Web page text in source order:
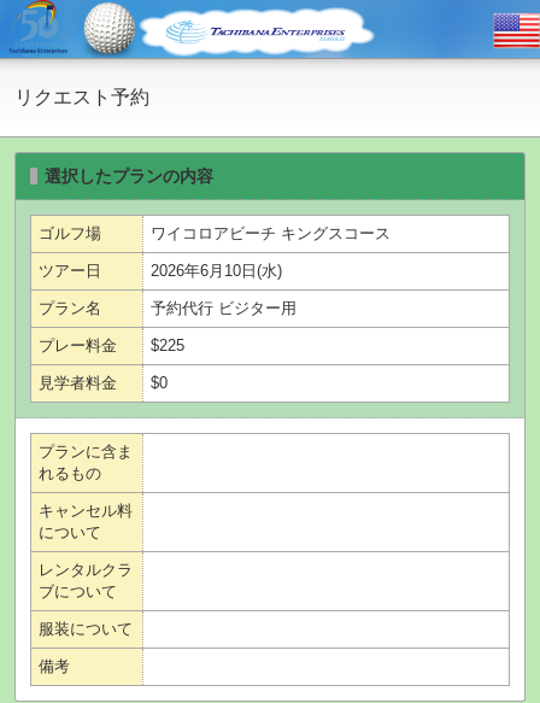
リクエスト予約
選択したプランの内容
ゴルフ場 ワイコロアビーチ キングスコース
ツアー日 2026年6月10日(水)
プラン名 予約代行 ビジター用
プレー料金 $225
見学者料金 $0
プランに含ま
れるもの
キャンセル料
について
レンタルクラ
ブについて
服装について
備考